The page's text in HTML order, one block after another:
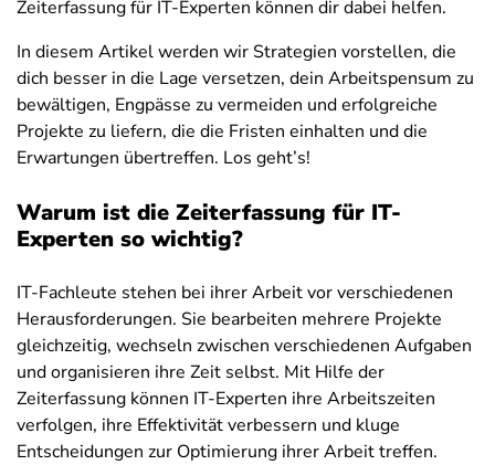
Zeiterfassung für IT-Experten können dir dabei helfen.
In diesem Artikel werden wir Strategien vorstellen, die
dich besser in die Lage versetzen, dein Arbeitspensum zu
bewältigen, Engpässe zu vermeiden und erfolgreiche
Projekte zu liefern, die die Fristen einhalten und die
Erwartungen übertreffen. Los geht’s!
Warum ist die Zeiterfassung für IT-
Experten so wichtig?
IT-Fachleute stehen bei ihrer Arbeit vor verschiedenen
Herausforderungen. Sie bearbeiten mehrere Projekte
gleichzeitig, wechseln zwischen verschiedenen Aufgaben
und organisieren ihre Zeit selbst. Mit Hilfe der
Zeiterfassung können IT-Experten ihre Arbeitszeiten
verfolgen, ihre Effektivität verbessern und kluge
Entscheidungen zur Optimierung ihrer Arbeit treffen.